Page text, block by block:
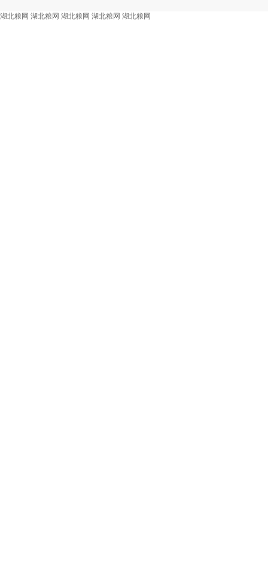
湖北粮网 湖北粮网 湖北粮网 湖北粮网 湖北粮网